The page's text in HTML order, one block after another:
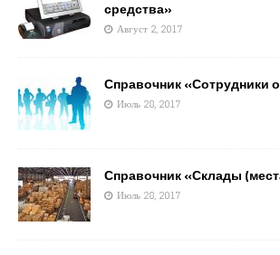
средства»
Август 2, 2017
Справочник «Сотрудники
Июль 28, 2017
Справочник «Склады
Июль 28, 2017